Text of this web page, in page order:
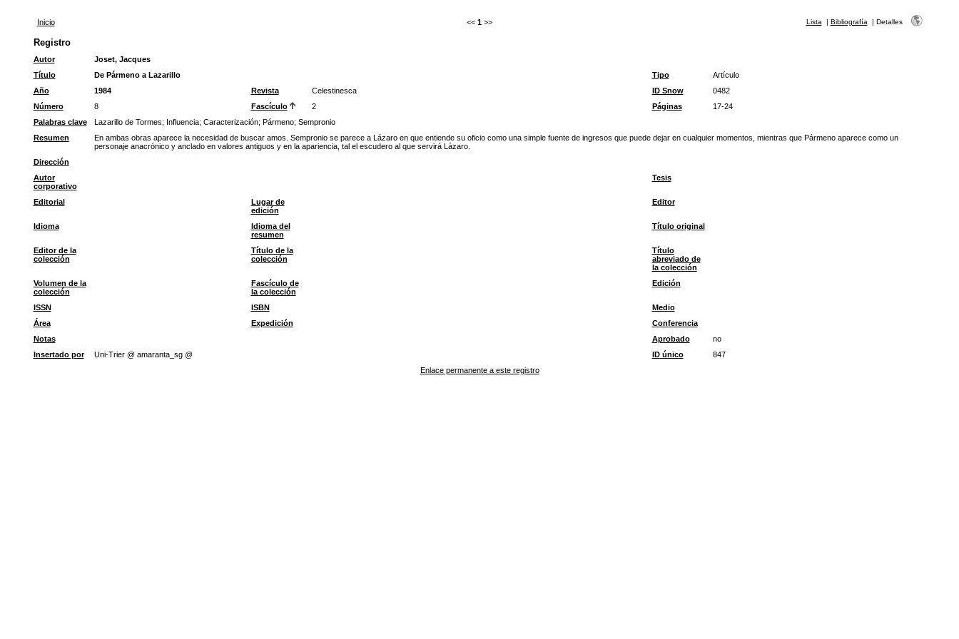
Inicio << 1 >> Lista | Bibliografía | Detalles
Registro
Autor
Joset, Jacques
Título
De Pármeno a Lazarillo Tipo
Artículo
Año
1984 Revista Celestinesca ID Snow
0482
Número
8 Fascículo 2 Páginas
17-24
Palabras clave
Lazarillo de Tormes; Influencia; Caracterización; Pármeno; Sempronio
Resumen
En ambas obras aparece la necesidad de buscar amos. Sempronio se parece a Lázaro en que entiende su oficio como una simple fuente de ingresos que puede dejar en cualquier momentos, mientras que Pármeno aparece como un
personaje anacrónico y anclado en valores antiguos y en la apariencia, tal el escudero al que servirá Lázaro.
Dirección
Autor
corporativo
Tesis
Editorial
Lugar de
edición
Editor
Idioma
Idioma del
resumen
Título original
Editor de la
colección
Título de la
colección
Título
abreviado de
la colección
Volumen de la
colección
Fascículo de
la colección
Edición
ISSN ISBN
Medio
Área
Expedición
Conferencia
Notas
Aprobado
no
Insertado por
Uni-Trier @ amaranta_sg @ ID único
847
Enlace permanente a este registro